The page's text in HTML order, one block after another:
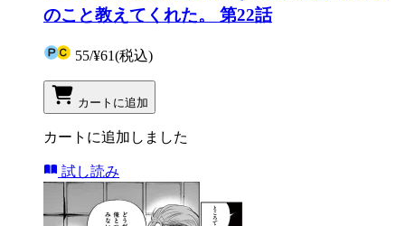
のこと教えてくれた。 第22話
55/¥61(税込)
カートに追加
カートに追加しました
試し読み